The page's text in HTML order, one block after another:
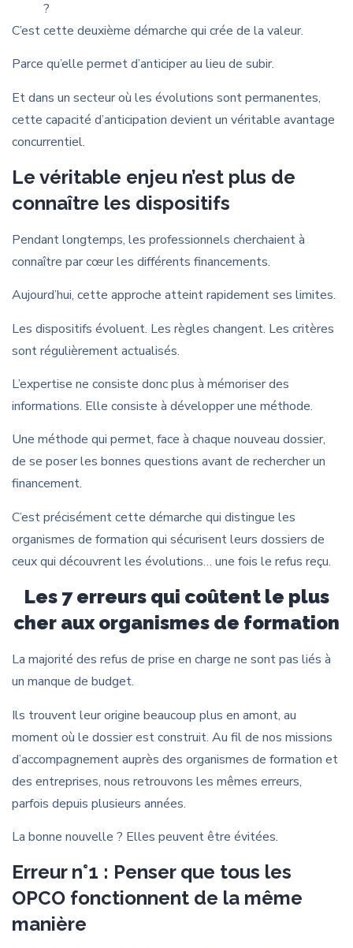
?
C’est cette deuxième démarche qui crée de la valeur.
Parce qu’elle permet d’anticiper au lieu de subir.
Et dans un secteur où les évolutions sont permanentes,
cette capacité d’anticipation devient un véritable avantage
concurrentiel.
Le véritable enjeu n’est plus de
connaître les dispositifs
Pendant longtemps, les professionnels cherchaient à
connaître par cœur les différents financements.
Aujourd’hui, cette approche atteint rapidement ses limites.
Les dispositifs évoluent. Les règles changent. Les critères
sont régulièrement actualisés.
L’expertise ne consiste donc plus à mémoriser des
informations. Elle consiste à développer une méthode.
Une méthode qui permet, face à chaque nouveau dossier,
de se poser les bonnes questions avant de rechercher un
financement.
C’est précisément cette démarche qui distingue les
organismes de formation qui sécurisent leurs dossiers de
ceux qui découvrent les évolutions… une fois le refus reçu.
Les 7 erreurs qui coûtent le plus
cher aux organismes de formation
La majorité des refus de prise en charge ne sont pas liés à
un manque de budget.
Ils trouvent leur origine beaucoup plus en amont, au
moment où le dossier est construit. Au fil de nos missions
d’accompagnement auprès des organismes de formation et
des entreprises, nous retrouvons les mêmes erreurs,
parfois depuis plusieurs années.
La bonne nouvelle ? Elles peuvent être évitées.
Erreur n°1 : Penser que tous les
OPCO fonctionnent de la même
manière